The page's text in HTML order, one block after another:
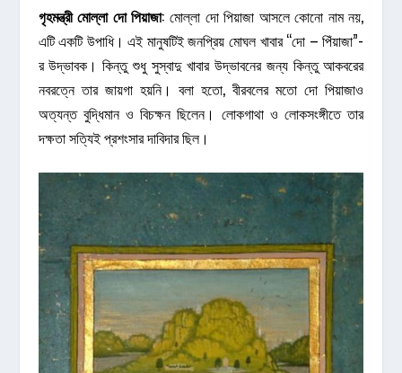
গৃহমন্ত্রী মোল্লা দো পিয়াজা: মোল্লা দো পিয়াজা আসলে কোনো নাম নয়,
এটি একটি উপাধি। এই মানুষটিই জনপ্রিয় মোঘল খাবার “দো – পিঁয়াজা”-
র উদ্ভাবক। কিন্তু শুধু সুস্বাদু খাবার উদ্ভাবনের জন্য কিন্তু আকবরের
নবরত্নে তার জায়গা হয়নি। বলা হতো, বীরবলের মতো দো পিয়াজাও
অত্যন্ত বুদ্ধিমান ও বিচক্ষন ছিলেন। লোকগাথা ও লোকসংঙ্গীতে তার
দক্ষতা সত্যিই প্রশংসার দাবিদার ছিল।